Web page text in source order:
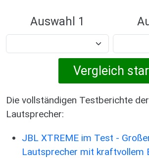
Auswahl 1
Die vollständigen Testberichte
Lautsprecher:
JBL XTREME im Test -
Lautsprecher mit kraftvollem